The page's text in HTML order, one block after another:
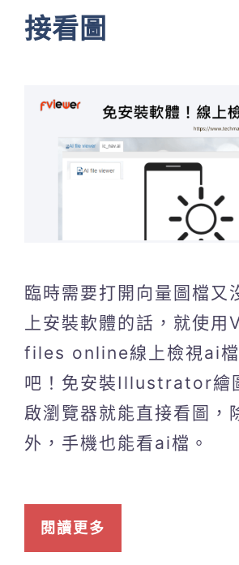
接看圖
臨時需要打開向量圖檔又
上安裝軟體的話，就使
files online線上檢視ai檔
吧！免安裝Illustrator繪
啟瀏覽器就能直接看圖，
外，手機也能看ai檔。
閱讀更多